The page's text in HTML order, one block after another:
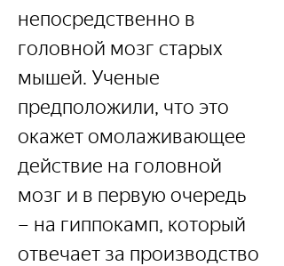
непосредственно в
головной мозг старых
мышей. Ученые
предположили, что это
окажет омолаживающее
действие на головной
мозг и в первую очередь
– на гиппокамп, который
отвечает за производство